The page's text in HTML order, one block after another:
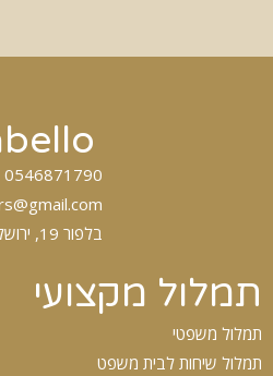
0546871790
בלפור 19, ירושלים
תמלול מקצועי
תמלול משפטי
תמלול שיחות לבית משפט